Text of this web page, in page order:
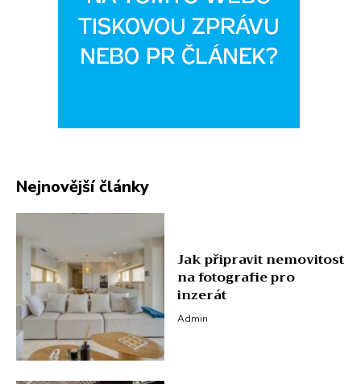
Nejnovější články
Jak připravit nemovitost
na fotografie pro
inzerát
Admin